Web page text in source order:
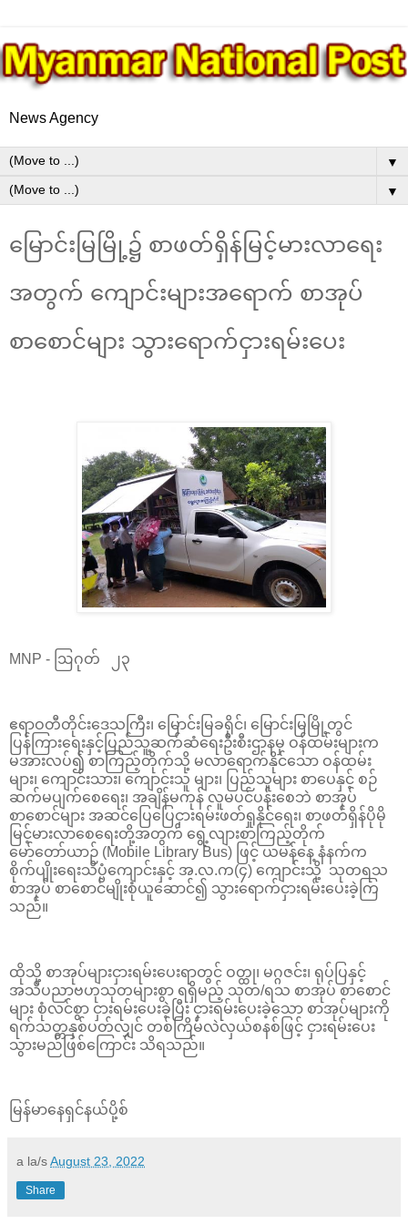
News Agency
▼
▼
မြောင်းမြမြို့၌ စာဖတ်ရှိန်မြင့်မားလာရေး
အတွက် ကျောင်းများအရောက် စာအုပ်
စာစောင်များ သွားရောက်ငှားရမ်းပေး
MNP - ဩဂုတ် ၂၃
ဧရာဝတီတိုင်းဒေသကြီး၊ မြောင်းမြခရိုင်၊ မြောင်းမြမြို့တွင်
ပြန်ကြားရေးနှင့်ပြည်သူ့ဆက်ဆံရေးဦးစီးဌာနမှ ဝန်ထမ်းများက
မအားလပ်၍ စာကြည့်တိုက်သို့ မလာရောက်နိုင်သော ဝန်ထမ်း
များ၊ ကျောင်းသား၊ ကျောင်းသူ များ၊ ပြည်သူများ စာပေနှင့် စဉ်
ဆက်မပျက်စေရေး၊ အချိန်မကုန် လူမပင်ပန်းစေဘဲ စာအုပ်
စာစောင်များ အဆင်ပြေပြေငှားရမ်းဖတ်ရှုနိုင်ရေး၊ စာဖတ်ရှိန်ပိုမို
မြင့်မားလာစေရေးတို့အတွက် ရွေ့လျားစာကြည့်တိုက်
မော်တော်ယာဉ် (Mobile Library Bus) ဖြင့် ယမန်နေ့ နံနက်က
စိုက်ပျိုးရေးသိပ္ပံကျောင်းနှင့် အ.လ.က(၄) ကျောင်းသို့ သုတရသ
စာအုပ် စာစောင်မျိုးစုံယူဆောင်၍ သွားရောက်ငှားရမ်းပေးခဲ့ကြ
သည်။
ထိုသို့ စာအုပ်များငှားရမ်းပေးရာတွင် ဝတ္ထု၊ မဂ္ဂဇင်း၊ ရုပ်ပြနှင့်
အသိပညာဗဟုသုတများစွာ ရရှိမည့် သုတ/ရသ စာအုပ် စာစောင်
များ စုံလင်စွာ ငှားရမ်းပေးခဲ့ပြီး ငှားရမ်းပေးခဲ့သော စာအုပ်များကို
ရက်သတ္တနှစ်ပတ်လျှင် တစ်ကြိမ်လဲလှယ်စနစ်ဖြင့် ငှားရမ်းပေး
သွားမည်ဖြစ်ကြောင်း သိရသည်။
မြန်မာနေရှင်နယ်ပို့စ်
a la/sAugust 23, 2022
Share